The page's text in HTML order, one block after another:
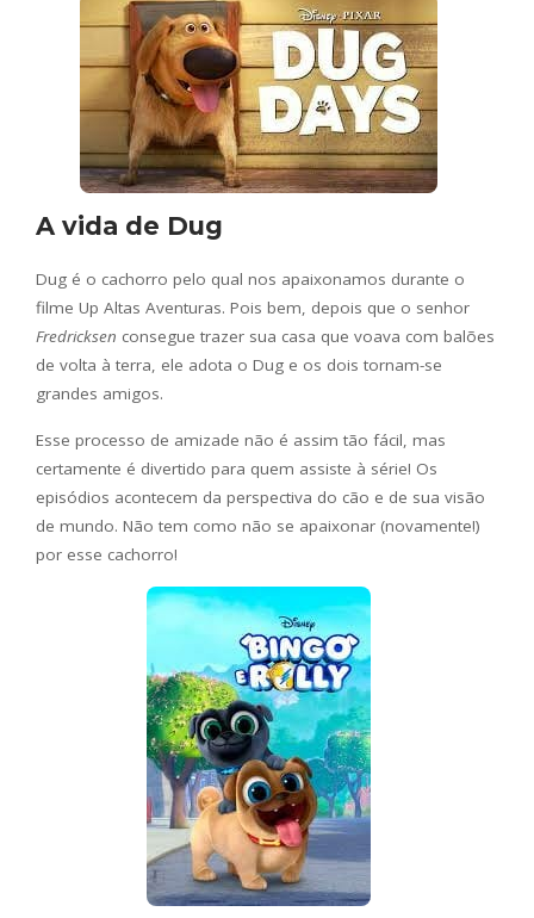
A vida de Dug
Dug é o cachorro pelo qual nos apaixonamos durante o
filme Up Altas Aventuras. Pois bem, depois que o senhor
Fredricksen consegue trazer sua casa que voava com balões
de volta à terra, ele adota o Dug e os dois tornam-se
grandes amigos.
Esse processo de amizade não é assim tão fácil, mas
certamente é divertido para quem assiste à série! Os
episódios acontecem da perspectiva do cão e de sua visão
de mundo. Não tem como não se apaixonar (novamente!)
por esse cachorro!